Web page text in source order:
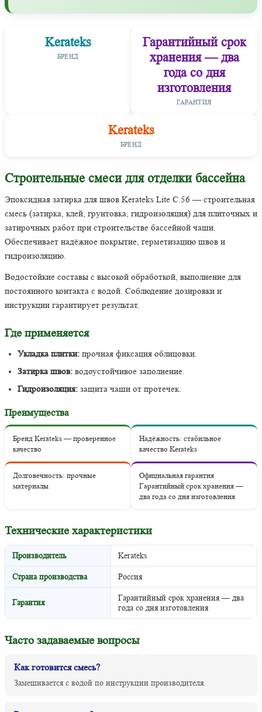
Kerateks
БРЕНД
Гарантийный срок
хранения — два
года со дня
изготовления
ГАРАНТИЯ
Kerateks
БРЕНД
Строительные смеси для отделки бассейна
Эпоксидная затирка для швов Kerateks Lite С.56 — строительная
смесь (затирка, клей, грунтовка, гидроизоляция) для плиточных и
затирочных работ при строительстве бассейной чаши.
Обеспечивает надёжное покрытие, герметизацию швов и
гидроизоляцию.
Водостойкие составы с высокой обработкой, выполнение для
постоянного контакта с водой. Соблюдение дозировки и
инструкции гарантирует результат.
Где применяется
Укладка плитки: прочная фиксация облицовки.
Затирка швов: водоустойчивое заполнение.
Гидроизоляция: защита чаши от протечек.
Преимущества
Бренд Kerateks — проверенное
качество
Надёжность: стабильное
качество Kerateks
Долговечность: прочные
материалы
Официальная гарантия
Гарантийный срок хранения —
два года со дня изготовления
Технические характеристики
Производитель Kerateks
Страна производства Россия
Гарантия
Гарантийный срок хранения — два
года со дня изготовления
Часто задаваемые вопросы
Как готовится смесь?
Замешивается с водой по инструкции производителя.